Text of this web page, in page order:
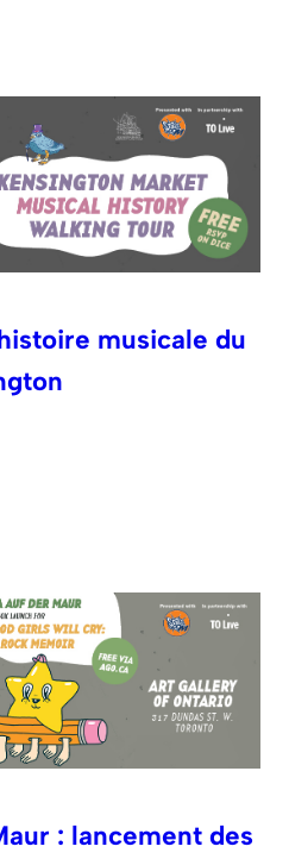
musicale du
: lancement des